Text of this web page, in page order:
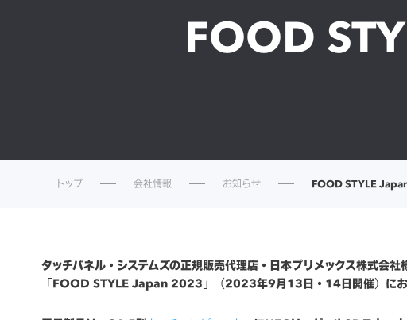
製品の修理に関するご依頼
修理依頼フォームへFOOD
トップ 会社情報 お知らせ FOOD STYLE
タッチパネル・システムズの正規販売代理店・日本プリメックス株式会
「FOOD STYLE Japan 2023」（2023年9月13日・14日開催）にお